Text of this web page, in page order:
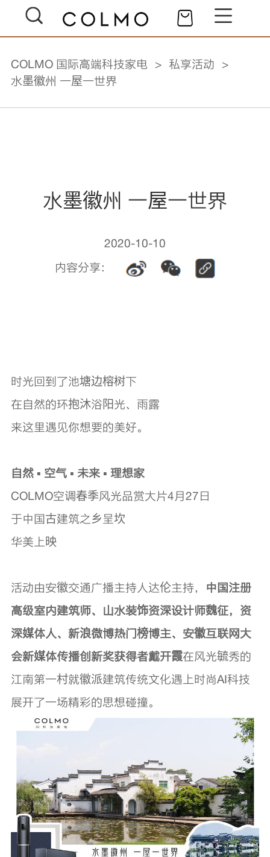
COLMO 国际高端科技家电
私享活动
水墨徽州 一屋一世界
水墨徽州 一屋一世界
2020-10-10
内容分享：
时光回到了池塘边榕树下
在自然的环抱沐浴阳光、雨露
来这里遇见你想要的美好。
自然 ▪ 空气 ▪ 未来 ▪ 理想家
COLMO空调春季风光品赏大片4月27日
于中国古建筑之乡呈坎
华美上映
活动由安徽交通广播主持人达伦主持， 中国注册
高级室内建筑师、山水装饰资深设计师魏征，资
深媒体人、新浪微博热门榜博主、安徽互联网大
会新媒体传播创新奖获得者戴开霞在风光毓秀的
江南第一村就徽派建筑传统文化遇上时尚AI科技
展开了一场精彩的思想碰撞。